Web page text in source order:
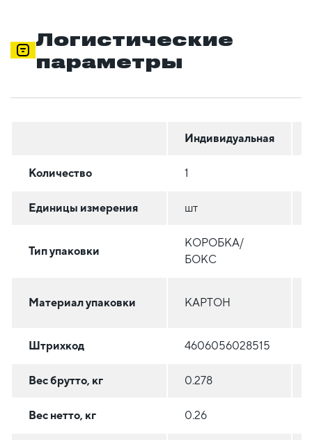
Логистические
параметры
Индивидуальная
Количество 1
Единицы измерения шт
Тип упаковки
КОРОБКА/
БОКС
Материал упаковки КАРТОН
Штрихкод 4606056028515
Вес брутто, кг 0.278
Вес нетто, кг 0.26